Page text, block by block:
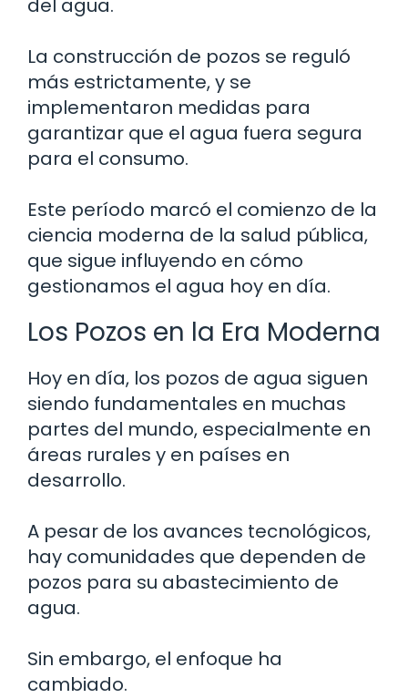
del agua.
La construcción de pozos se reguló
más estrictamente, y se
implementaron medidas para
garantizar que el agua fuera segura
para el consumo.
Este período marcó el comienzo de la
ciencia moderna de la salud pública,
que sigue influyendo en cómo
gestionamos el agua hoy en día.
Los Pozos en la Era Moderna
Hoy en día, los pozos de agua siguen
siendo fundamentales en muchas
partes del mundo, especialmente en
áreas rurales y en países en
desarrollo.
A pesar de los avances tecnológicos,
hay comunidades que dependen de
pozos para su abastecimiento de
agua.
Sin embargo, el enfoque ha
cambiado.